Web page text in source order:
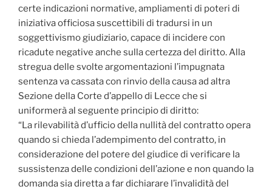
certe indicazioni normative, ampliamenti di poteri di
iniziativa officiosa suscettibili di tradursi in un
soggettivismo giudiziario, capace di incidere con
ricadute negative anche sulla certezza del diritto. Alla
stregua delle svolte argomentazioni l’impugnata
sentenza va cassata con rinvio della causa ad altra
Sezione della Corte d’appello di Lecce che si
uniformerà al seguente principio di diritto:
“La rilevabilità d’ufficio della nullità del contratto opera
quando si chieda l’adempimento del contratto, in
considerazione del potere del giudice di verificare la
sussistenza delle condizioni dell’azione e non quando la
domanda sia diretta a far dichiarare l’invalidità del